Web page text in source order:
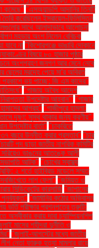
কমেছে" "এসঅ্যান্ডপি আদানির তিনটি
করেছিলেন ইসরায়েল-ফিলিস্তিন
সাথে আলাদাভাবে আলোচনা
মহড়ায় অংশ নিলেন বেবিচক
যাবে না "কিশোরগঞ্জে ভাঙারি দোকানে
বিষয়ে ৮০ হাজার পৃষ্ঠার
অংশগ্রহণ জনগণ আর মেনে নেবে
মরদেহ পেয়ে মা'র অবিরত
ভয় পাচ্ছে: জি এম কাদের"
"গাজায় অবৈধ আদেশ
উপদেষ্টার আহ্বান"' "গাজার
আগ্রহ" "গাজীপুরে হামলা:
দূষণ: সুস্থ থাকার জন্য করণীয়".
উপদেষ্টার বার্তা" "চাকরিতে
বছরে উন্নীত করার প্রস্তাব" "চার
পদ ছাড়া জাতীয় নাগরিক কমিটির
সরিয়েও ভাঙনের আতঙ্কে আলী
সভাপতি আটক" "চোখের স্বাস্থ্য
২ শর্তে হাইব্রিড মডেলে সম্মত
লাশ ফেলা" "জমিয়ত ও
সিন্ডিকেটের কারসাজি "জাপানের
পুনর্ব্যক্ত" "জার্মানির কঠোর অভিবাসন
ভর্তি পরীক্ষার প্রশ্নপত্রে ত্রুটি:
অস্বীকার করায় দাবা চ্যাম্পিয়নশিপ
মাসের শহীদরা দুর্নীতি ও
"জুলাই-আগস্টের মধ্যে জাতীয়
নেতা ফারুক হত্যা মামলার রায়ে